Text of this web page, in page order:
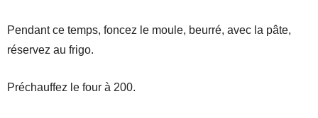
Pendant ce temps, foncez le moule, beurré, avec la pâte,
réservez au frigo.
Préchauffez le four à 200.